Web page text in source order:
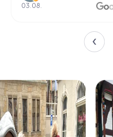
03.08.